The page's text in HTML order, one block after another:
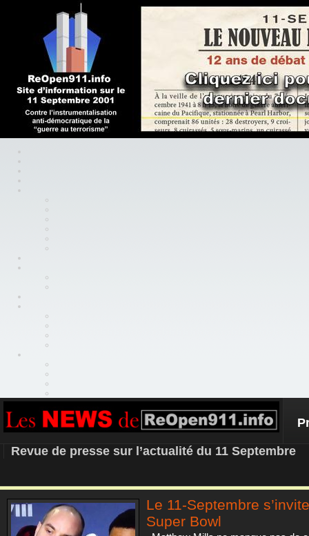
REOPEN911 – NEWS
Revue de presse sur l’actualité du 11 Septembre
Le 11-Septembre
Super Bowl